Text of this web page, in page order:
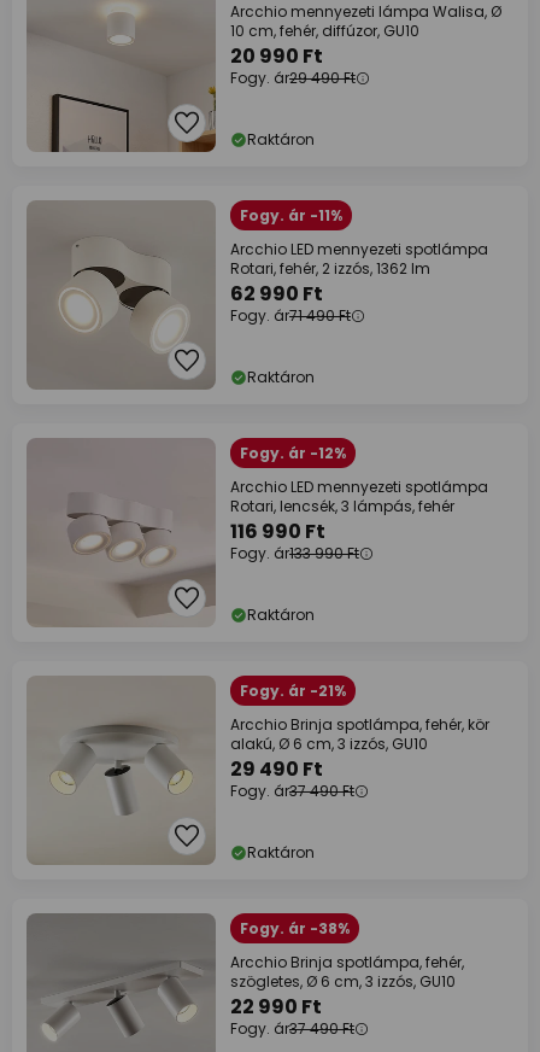
Arcchio mennyezeti lámpa Walisa, Ø
10 cm, fehér, diffúzor, GU10
20 990 Ft
Fogy. ár29 490 Ft
Raktáron
Fogy. ár -11%
Arcchio LED mennyezeti spotlámpa
Rotari, fehér, 2 izzós, 1362 lm
62 990 Ft
Fogy. ár71 490 Ft
Raktáron
Fogy. ár -12%
Arcchio LED mennyezeti spotlámpa
Rotari, lencsék, 3 lámpás, fehér
116 990 Ft
Fogy. ár133 990 Ft
Raktáron
Fogy. ár -21%
Arcchio Brinja spotlámpa, fehér, kör
alakú, Ø 6 cm, 3 izzós, GU10
29 490 Ft
Fogy. ár37 490 Ft
Raktáron
Fogy. ár -38%
Arcchio Brinja spotlámpa, fehér,
szögletes, Ø 6 cm, 3 izzós, GU10
22 990 Ft
Fogy. ár37 490 Ft